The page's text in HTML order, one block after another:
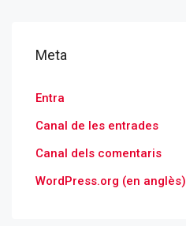
Meta
Entra
Canal de les entrades
Canal dels comentaris
WordPress.org (en anglès)